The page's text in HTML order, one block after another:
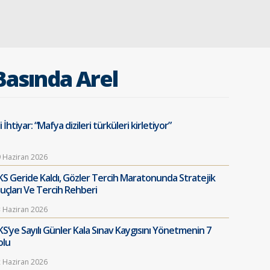
Arel
İhtiyar: “Mafya dizileri türküleri kirletiyor”
Haziran 2026
Geride Kaldı, Gözler Tercih Maratonunda Stratejik
Ve Tercih Rehberi
Haziran 2026
Sayılı Günler Kala Sınav Kaygısını Yönetmenin 7
Haziran 2026